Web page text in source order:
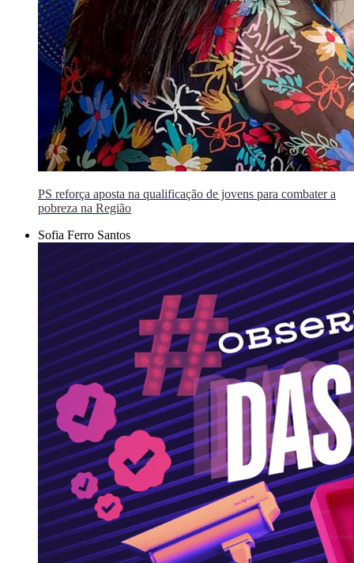
PS reforça aposta na qualificação de jovens para combater a
pobreza na Região
Sofia Ferro Santos